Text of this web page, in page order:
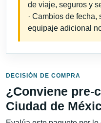
de viaje, seguros y
· Cambios de
equipaje adicional
DECISIÓN DE COMPRA
¿Conviene pre-
Ciudad de